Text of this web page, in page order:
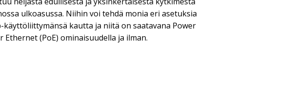
ulkoasussa. Niihin voi tehdä monia eri asetuksia
käyttöliittymänsä kautta ja niitä on saatavana Power
Ethernet (PoE) ominaisuudella ja ilman.